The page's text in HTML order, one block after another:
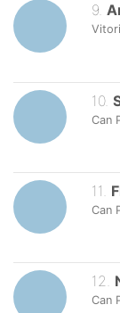
9.
10.
Can
11
Can
12
Can